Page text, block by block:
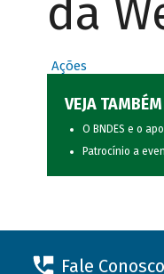
da
Ações
VEJA TAMBÉM
O BNDES e o
Patrocínio a
Fale Conosco